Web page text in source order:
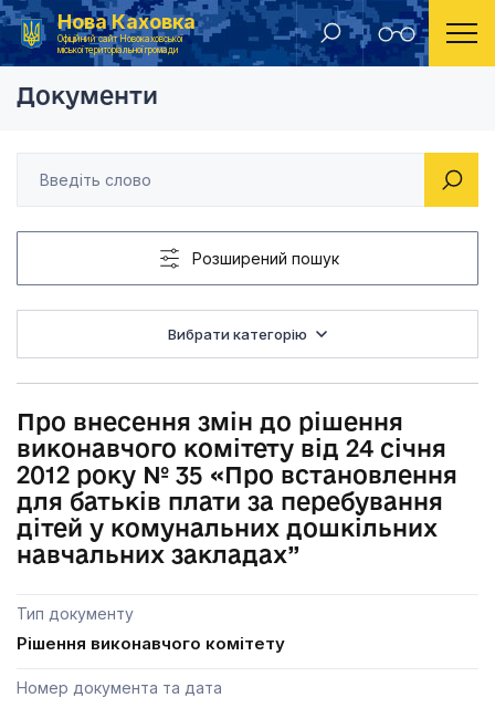
Нова Каховка
Офіційний сайт Новокаховської
міської територіальної громади
Головна Рішення виконавчого комітету Новокаховської міської ради 2012 року Про внесення змін
Документи
Розширений пошук
Вибрати категорію
Про внесення змін до рішення
виконавчого комітету від 24 січня
2012 року № 35 «Про встановлення
для батьків плати за перебування
дітей у комунальних дошкільних
навчальних закладах”
Тип документу
Рішення виконавчого комітету
Номер документа та дата